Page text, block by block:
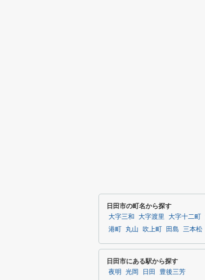
日田市の町名から探す
大字三和 大字渡里 大字十二町
港町
丸山 吹上町 田島 三本松
日田市にある駅から探す
夜明 光岡 日田 豊後三芳